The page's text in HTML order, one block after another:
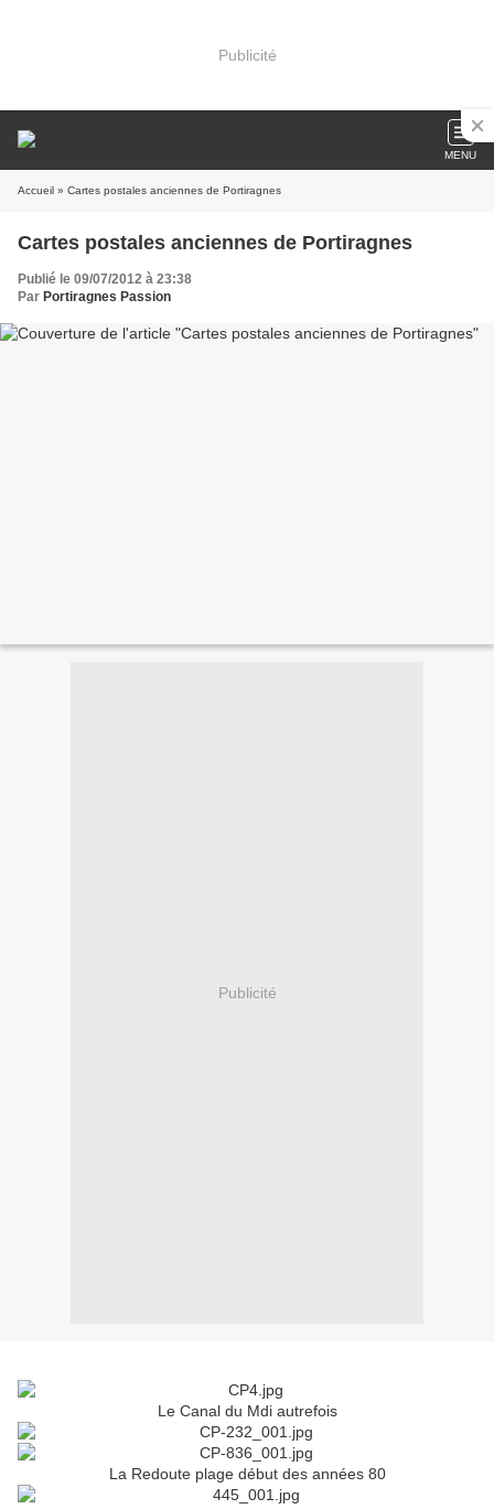
Publicité
MENU
Accueil » Cartes postales anciennes de Portiragnes
Cartes postales anciennes de Portiragnes
Publié le 09/07/2012 à 23:38
Par Portiragnes Passion
Publicité
Le Canal du Mdi autrefois
La Redoute plage début des années 80